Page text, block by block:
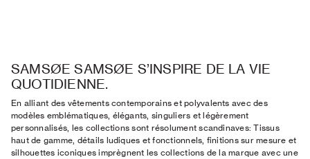
SAMSØE SAMSØE S’INSPIRE DE LA VIE
QUOTIDIENNE.
En alliant des vêtements contemporains et polyvalents avec des
modèles emblématiques, élégants, singuliers et légèrement
personnalisés, les collections sont résolument scandinaves: Tissus
haut de gamme, détails ludiques et fonctionnels, finitions sur mesure et
silhouettes iconiques imprègnent les collections de la marque avec une